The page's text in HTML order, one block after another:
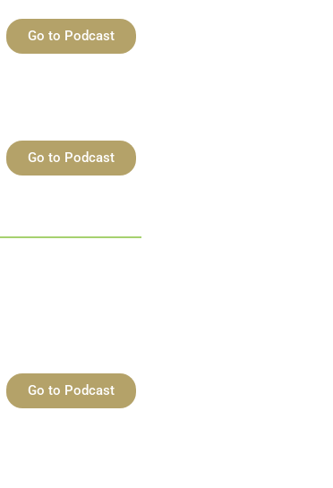
Go to Podcast
Go to Podcast
Go to Podcast